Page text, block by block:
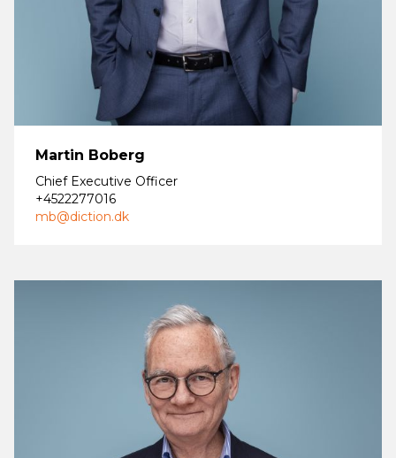
Martin Boberg
Chief Executive Officer
+4522277016
mb@diction.dk